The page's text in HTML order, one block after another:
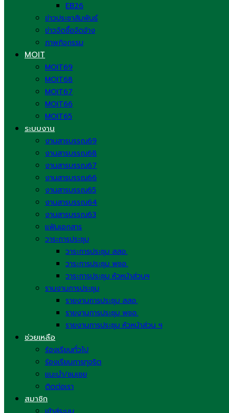
EB26
ข่าวประชาสัมพันธ์
ข่าวจัดซื้อจัดจ้าง
ภาพกิจกรรม
MOIT
MOIT69
MOIT68
MOIT67
MOIT66
MOIT65
ระบบงาน
งานสารบรรณ69
งานสารบรรณ68
งานสารบรรณ67
งานสารบรรณ66
งานสารบรรณ65
งานสารบรรณ64
งานสารบรรณ63
แฟ้มเอกสาร
วาระการประชุม
วาระการประชุม สสอ.
วาระการประชุม พชอ.
วาระการประชุม หัวหน้าส่วนฯ
รานงานการประชุม
รายงานการประชุม สสอ.
รายงานการประชุม พชอ.
รายงานการประชุม หัวหน้าส่วน ฯ
ช่วยเหลือ
ร้องเรียนทั่วไป
ร้องเรียนการทุจริต
แนะนำ/ชมเชย
ติดต่อเรา
สมาชิก